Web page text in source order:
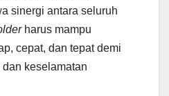
sinergi antara seluruh
harus mampu
cepat, dan tepat demi
keselamatan